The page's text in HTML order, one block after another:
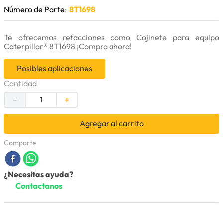
Número de Parte: 8T1698
Te ofrecemos refacciones como Cojinete para equipo
Caterpillar® 8T1698 ¡Compra ahora!
Posibles aplicaciones
Cantidad
＋
－
Agregar al carrito
Comparte
¿Necesitas ayuda?
Contactanos